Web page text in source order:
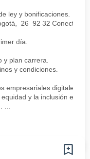
ley y bonificaciones.
26 92 32 Conecta
día.
y plan carrera.
y condiciones.
empresariales digitales,
y la inclusión en